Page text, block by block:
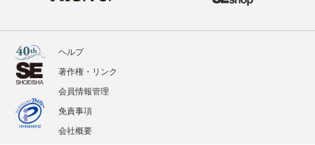
ヘルプ
著作権・リンク
会員情報管理
免責事項
会社概要